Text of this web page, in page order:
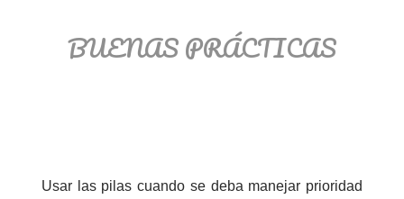
BUENAS PRÁCTICAS
Usar las pilas cuando se deba manejar prioridad